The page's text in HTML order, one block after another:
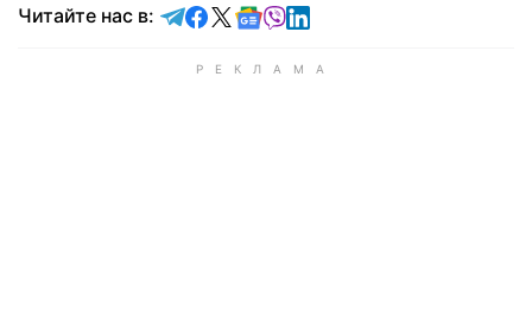
Читайте нас в: Читайте в Telegram
Читайте в Facebook
Читайте в X
Читайте в Google news
Читайте в Viber
Читайте в LinkedIn